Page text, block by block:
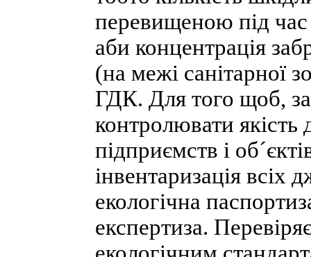
перевищеною під час
аби концентрація
(на межі санітарної
ГДК. Для того щоб,
контролювати якість
підприємств і
інвентаризація всіх
екологічна
експертиза.